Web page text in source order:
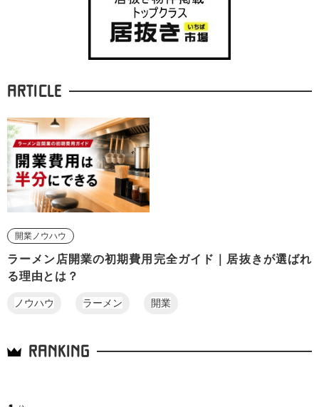
ARTICLE
開業ノウハウ
ラーメン店開業の初期費用完全ガイド｜居抜きが選ばれ
る理由とは？
ノウハウ ラーメン 開業
RANKING